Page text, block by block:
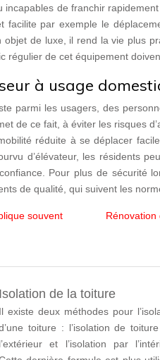
de franchir
facilite par exemple le
objet de luxe, il rend la vie plus
régulier de cet équipement
à usage
parmi les usagers, des
de ce fait, à éviter les risques
réduite à se déplacer
d’élévateur, les résidents
Pour plus de sécurité
de qualité, qui suivent les
souvent
Isolation de la toiture
Il existe deux méthodes pour
toiture : l’isolation de
l’extérieur et l’isolation par